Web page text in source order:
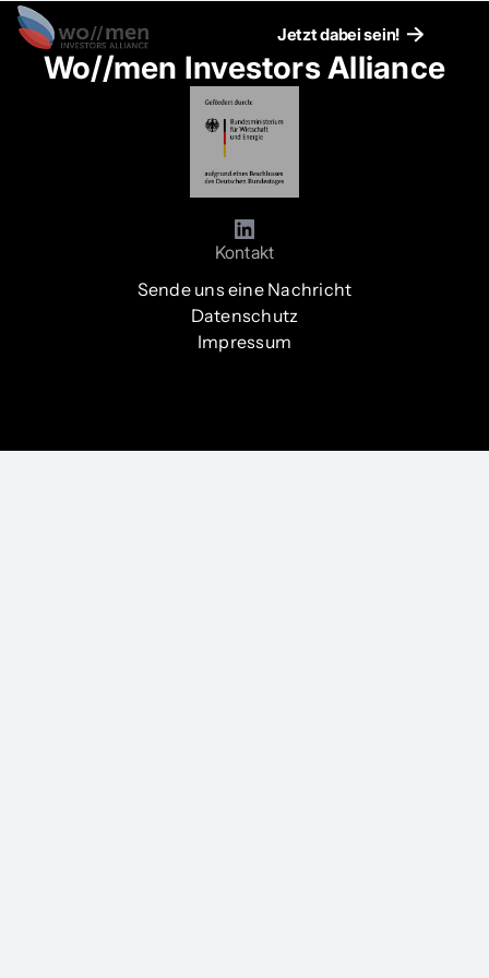
Jetzt dabei sein!
Wo//men Investors Alliance
Kontakt
Sende uns eine Nachricht
Datenschutz
Impressum